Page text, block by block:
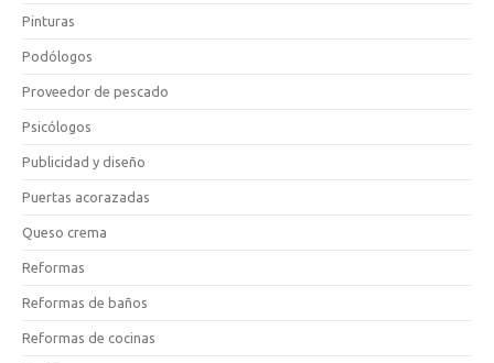
Pinturas
Podólogos
Proveedor de pescado
Psicólogos
Publicidad y diseño
Puertas acorazadas
Queso crema
Reformas
Reformas de baños
Reformas de cocinas